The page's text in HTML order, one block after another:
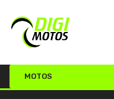
MOTOS